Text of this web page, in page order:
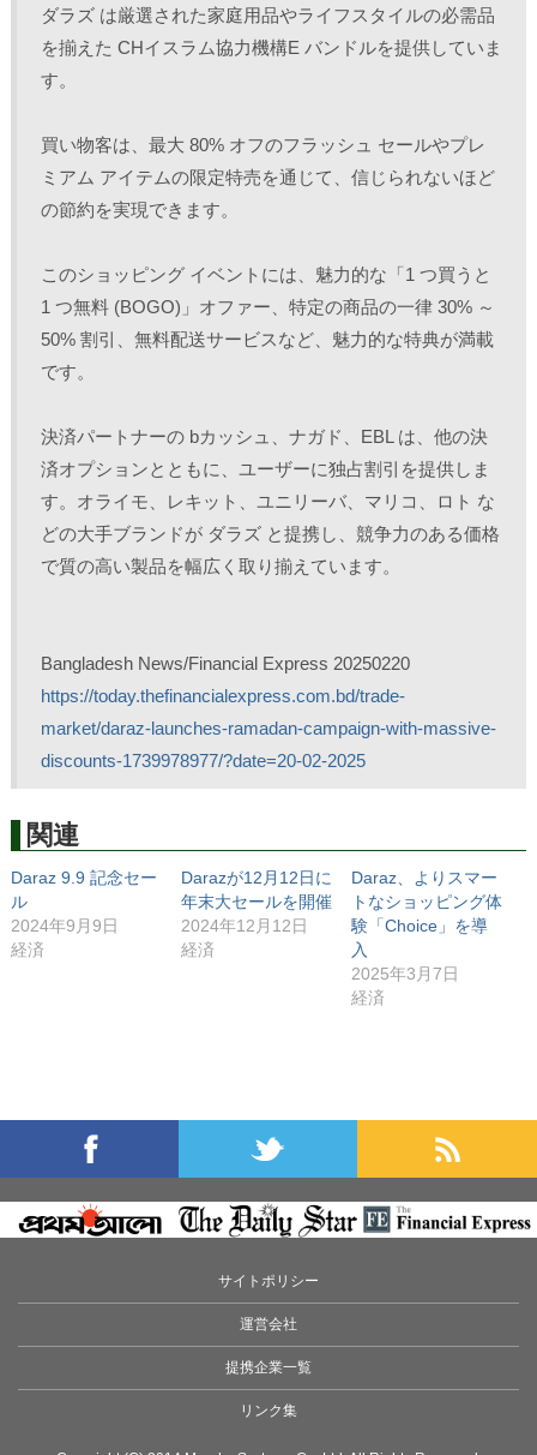
ダラズ は厳選された家庭用品やライフスタイルの必需品
を揃えた CHイスラム協力機構E バンドルを提供していま
す。
買い物客は、最大 80% オフのフラッシュ セールやプレ
ミアム アイテムの限定特売を通じて、信じられないほど
の節約を実現できます。
このショッピング イベントには、魅力的な「1 つ買うと
1 つ無料 (BOGO)」オファー、特定の商品の一律 30% ～
50% 割引、無料配送サービスなど、魅力的な特典が満載
です。
決済パートナーの bカッシュ、ナガド、EBL は、他の決
済オプションとともに、ユーザーに独占割引を提供しま
す。オライモ、レキット、ユニリーバ、マリコ、ロト な
どの大手ブランドが ダラズ と提携し、競争力のある価格
で質の高い製品を幅広く取り揃えています。
Bangladesh News/Financial Express 20250220
https://today.thefinancialexpress.com.bd/trade-
market/daraz-launches-ramadan-campaign-with-massive-
discounts-1739978977/?date=20-02-2025
関連
Daraz 9.9 記念セー
ル
2024年9月9日
経済
Darazが12月12日に
年末大セールを開催
2024年12月12日
経済
Daraz、よりスマー
トなショッピング体
験「Choice」を導
入
2025年3月7日
経済
サイトポリシー
運営会社
提携企業一覧
リンク集